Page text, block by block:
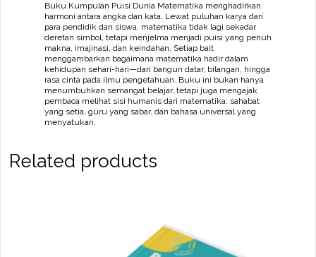
Buku Kumpulan Puisi Dunia Matematika menghadirkan
harmoni antara angka dan kata. Lewat puluhan karya dari
para pendidik dan siswa, matematika tidak lagi sekadar
deretan simbol, tetapi menjelma menjadi puisi yang penuh
makna, imajinasi, dan keindahan. Setiap bait
menggambarkan bagaimana matematika hadir dalam
kehidupan sehari-hari—dari bangun datar, bilangan, hingga
rasa cinta pada ilmu pengetahuan. Buku ini bukan hanya
menumbuhkan semangat belajar, tetapi juga mengajak
pembaca melihat sisi humanis dari matematika: sahabat
yang setia, guru yang sabar, dan bahasa universal yang
menyatukan.
Related products